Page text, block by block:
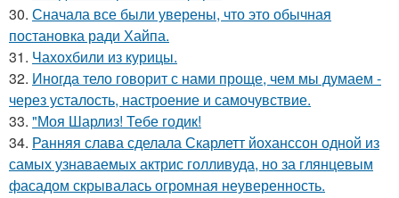
30. Сначала все были уверены, что это обычная
постановка ради Хайпа.
31. Чахохбили из курицы.
32. Иногда тело говорит с нами проще, чем мы думаем -
через усталость, настроение и самочувствие.
33. "Моя Шарлиз! Тебе годик!
34. Ранняя слава сделала Скарлетт йоханссон одной из
самых узнаваемых актрис голливуда, но за глянцевым
фасадом скрывалась огромная неуверенность.